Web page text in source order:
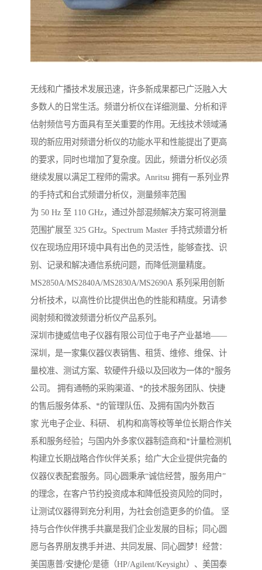
无线和广播技术发展迅速，许多新成果都已广泛融入大
多数人的日常生活。频谱分析仪在详细测量、分析和评
估射频信号方面具有至关重要的作用。无线技术领域涌
现的新应用对频谱分析仪的功能水平和性能提出了更高
的要求，同时也增加了复杂度。因此，频谱分析仪必须
继续发展以满足工程师的需求。Anritsu 拥有一系列业界
的手持式和台式频谱分析仪，测量频率范围
为 50 Hz 至 110 GHz，通过外部混频解决方案可将测量
范围扩展至 325 GHz。Spectrum Master 手持式频谱分析
仪在现场应用环境中具有出色的灵活性，能够查找、识
别、记录和解决通信系统问题，而降低测量精度。
MS2850A/MS2840A/MS2830A/MS2690A 系列采用创新
分析技术，以高性价比提供出色的性能和精度。另请参
阅射频和微波频谱分析仪产品系列。
深圳市捷威信电子仪器有限公司位于电子产业基地——
深圳，是一家集仪器仪表销售、租赁、维修、维保、计
量校准、测试方案、软硬件升级以及回收为一体的*服务
公司。 拥有通畅的采购渠道、*的技术服务团队、快捷
的售后服务体系、*的管理队伍、及拥有国内外数百
家 光电子企业、科研、 机构和高等校等单位长期合作关
系和服务经验；与国内外多家仪器制造商和*计量检测机
构建立长期战略合作伙伴关系；给广大企业提供完备的
仪器仪表配套服务。同心圆秉承“诚信经营，服务用户”
的理念，在客户节约投资成本和降低投资风险的同时，
让测试仪器得到充分利用，为社会创造更多的价值。 坚
持与合作伙伴携手共赢是我们企业发展的目标；同心圆
愿与各界朋友携手并进、共同发展、同心圆梦！经营：
美国惠普/安捷伦/是德（HP/Agilent/Keysight）、美国泰